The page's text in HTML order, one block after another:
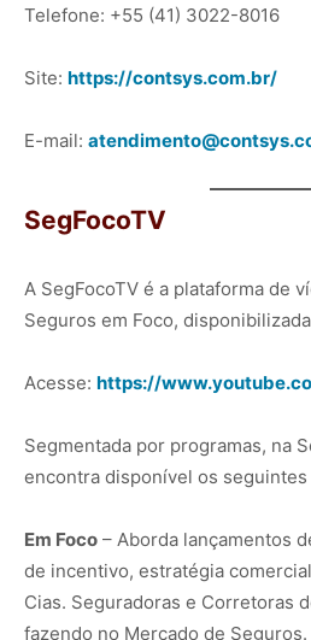
Telefone: +55 (41) 3022-8016
Site: https://contsys.com.br/
E-mail:
SegFocoTV
A SegFocoTV é a plataforma de
Seguros em Foco,
Acesse: https://
Segmentada por programas, na
encontra disponível os seguintes
Em Foco – Aborda lançamentos
de incentivo, estratégia
Cias. Seguradoras e Corretoras
fazendo no Mercado de Seguros.